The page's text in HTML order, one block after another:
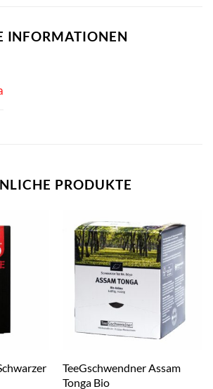
INFORMATIONEN
PRODUKTE
TeeGschwendner Assam
Tonga Bio